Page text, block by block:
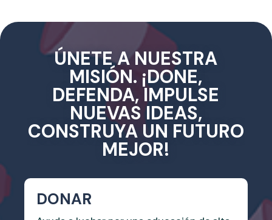
ÚNETE A NUESTRA
MISIÓN. ¡DONE,
DEFENDA, IMPULSE
NUEVAS IDEAS,
CONSTRUYA UN FUTURO
MEJOR!
DONAR